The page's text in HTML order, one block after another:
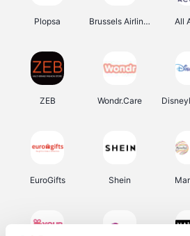
Plopsa Brussels Airlines All
ZEB Wondr.Care
EuroGifts Shein